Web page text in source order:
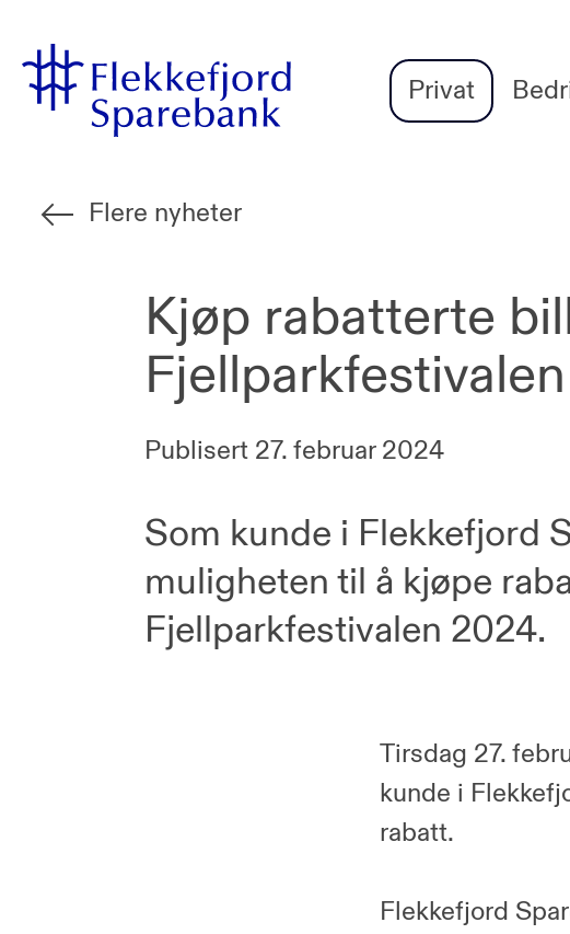
Sparebank
Privat
Flere nyheter
Kjøp rabatterte
Publisert 27. februar 2024
Som kunde i Flekkefjord
muligheten til å kjøpe
Fjellparkfestivalen 2024.
Tirsdag 27.
kunde i
rabatt.
Flekkefjord
Miljøfyrtårn-